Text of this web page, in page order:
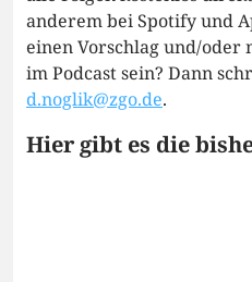
anderem bei Spotify und
einen Vorschlag und/oder
im Podcast sein? Dann
d.noglik@zgo.de.
Hier gibt es die